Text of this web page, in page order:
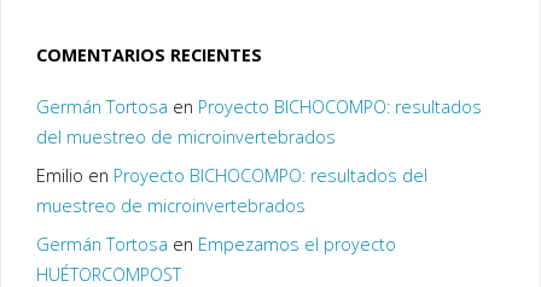
COMENTARIOS RECIENTES
Germán Tortosa en Proyecto BICHOCOMPO: resultados
del muestreo de microinvertebrados
Emilio en Proyecto BICHOCOMPO: resultados del
muestreo de microinvertebrados
Germán Tortosa en Empezamos el proyecto
HUÉTORCOMPOST